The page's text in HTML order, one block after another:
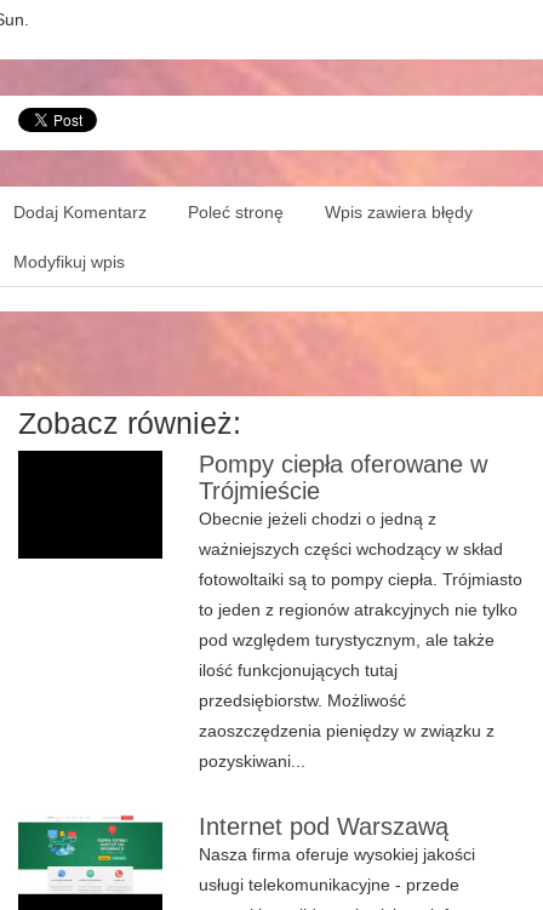
Dodaj Komentarz Poleć stronę Wpis zawiera błędy
Modyfikuj wpis
Zobacz również:
Pompy ciepła oferowane w
Trójmieście
Obecnie jeżeli chodzi o jedną z
ważniejszych części wchodzący w skład
fotowoltaiki są to pompy ciepła. Trójmiasto
to jeden z regionów atrakcyjnych nie tylko
pod względem turystycznym, ale także
ilość funkcjonujących tutaj
przedsiębiorstw. Możliwość
zaoszczędzenia pieniędzy w związku z
pozyskiwani...
Internet pod Warszawą
Nasza firma oferuje wysokiej jakości
usługi telekomunikacyjne - przede